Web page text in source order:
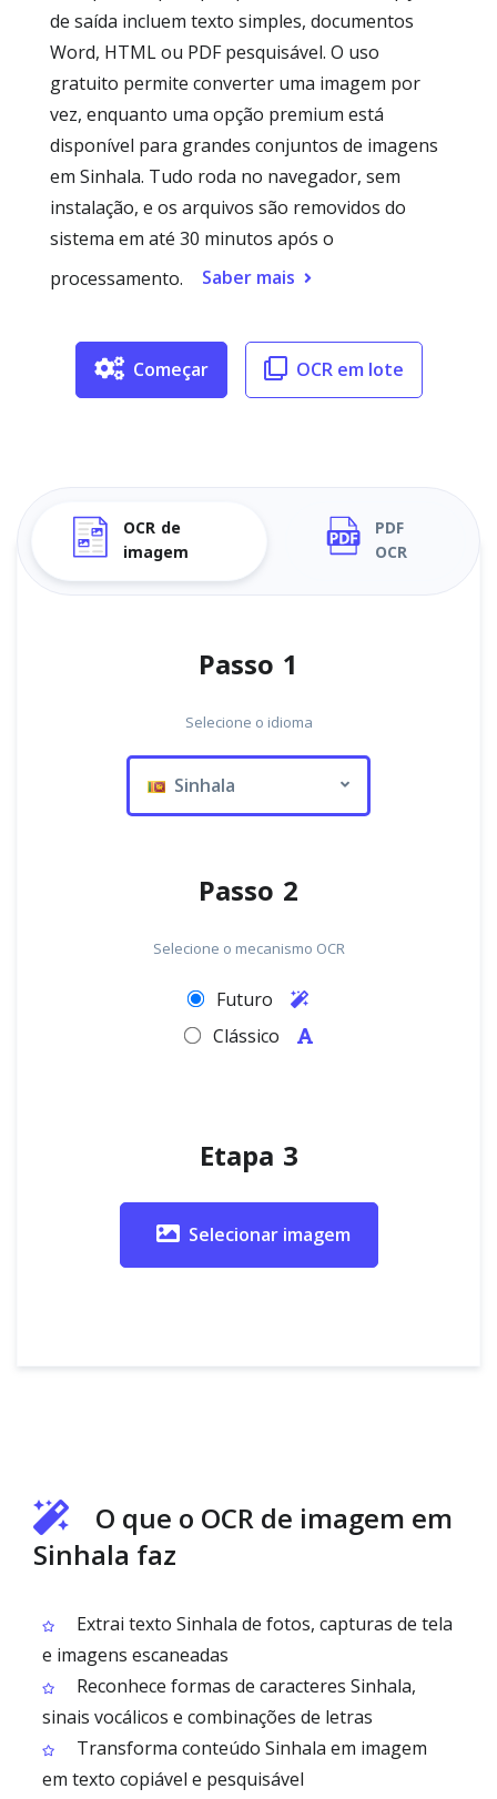
de saída incluem texto simples, documentos
Word, HTML ou PDF pesquisável. O uso
gratuito permite converter uma imagem por
vez, enquanto uma opção premium está
disponível para grandes conjuntos de imagens
em Sinhala. Tudo roda no navegador, sem
instalação, e os arquivos são removidos do
sistema em até 30 minutos após o
processamento.
Saber mais
Começar OCR em lote
OCR de
imagem
PDF
OCR
Passo 1
Selecione o idioma
Sinhala
Passo 2
Selecione o mecanismo OCR
Futuro
Clássico
Etapa 3
Selecionar imagem
O que o OCR de imagem em
Sinhala faz
Extrai texto Sinhala de fotos, capturas de tela
e imagens escaneadas
Reconhece formas de caracteres Sinhala,
sinais vocálicos e combinações de letras
Transforma conteúdo Sinhala em imagem
em texto copiável e pesquisável